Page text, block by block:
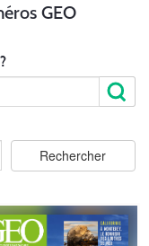
GEO